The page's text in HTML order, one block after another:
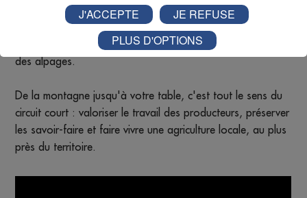
Ce fromage est ensuite proposé à La Fruitière des
Producteurs du Mont-Blanc , permettant aux habitants et
aux visiteurs de retrouver en magasin le goût authentique
des alpages.
De la montagne jusqu'à votre table, c'est tout le sens du
circuit court : valoriser le travail des producteurs, préserver
les savoir-faire et faire vivre une agriculture locale, au plus
près du territoire.
J'ACCEPTE
JE REFUSE
PLUS D'OPTIONS